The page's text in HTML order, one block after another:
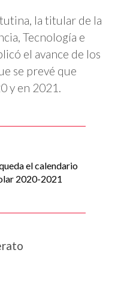
la titular de la
Tecnología e
el avance de los
se prevé que
y en 2021.
el calendario
2020-2021